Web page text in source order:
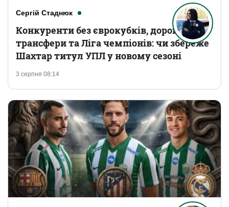
Сергій Стаднюк
3 серпня 08:14
Конкуренти без єврокубків, дорогі
трансфери та Ліга чемпіонів: чи збереже
Шахтар титул УПЛ у новому сезоні